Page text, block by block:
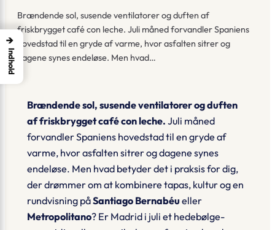
Brændende sol, susende ventilatorer og duften af
friskbrygget café con leche. Juli måned forvandler Spaniens
hovedstad til en gryde af varme, hvor asfalten sitrer og
dagene synes endeløse. Men hvad…
Brændende sol, susende ventilatorer og duften
af friskbrygget café con leche. Juli måned
forvandler Spaniens hovedstad til en gryde af
varme, hvor asfalten sitrer og dagene synes
endeløse. Men hvad betyder det i praksis for dig,
der drømmer om at kombinere tapas, kultur og en
rundvisning påSantiago Bernabéu eller
Metropolitano? Er Madrid i juli et hedebølge-
→
Indhold